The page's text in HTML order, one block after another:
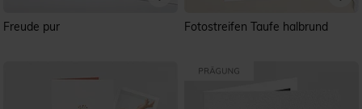
Freude pur Fotostreifen Taufe halbrund